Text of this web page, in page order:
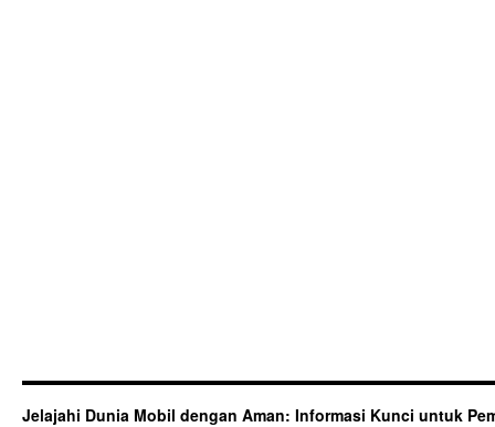
Jelajahi Dunia Mobil dengan Aman: Informasi Kunci untuk